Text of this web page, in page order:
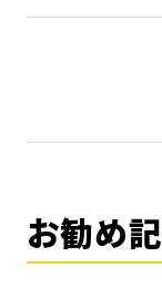
お勧め